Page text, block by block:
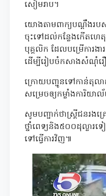
សៀមរាប។
យោងតាមពាក្យបណ្តឹងរប
ចុះទៅដល់កន្លែងកើតហេ
បុគ្គលិក ដែលបម្រើការ
ដើម្បីរៀបចំកសាងសំណុំរ
ក្រោយបញ្ជូនទៅកាន់តុល
សម្រេចឲ្យកម្លាំងការិយ
សូមបញ្ជាក់ថាស្ត្រីជនរងគ្
ថ្នាំពេទ្យនិង៥០០ដុល្ល
ទៅធ្វើការវិញ៕